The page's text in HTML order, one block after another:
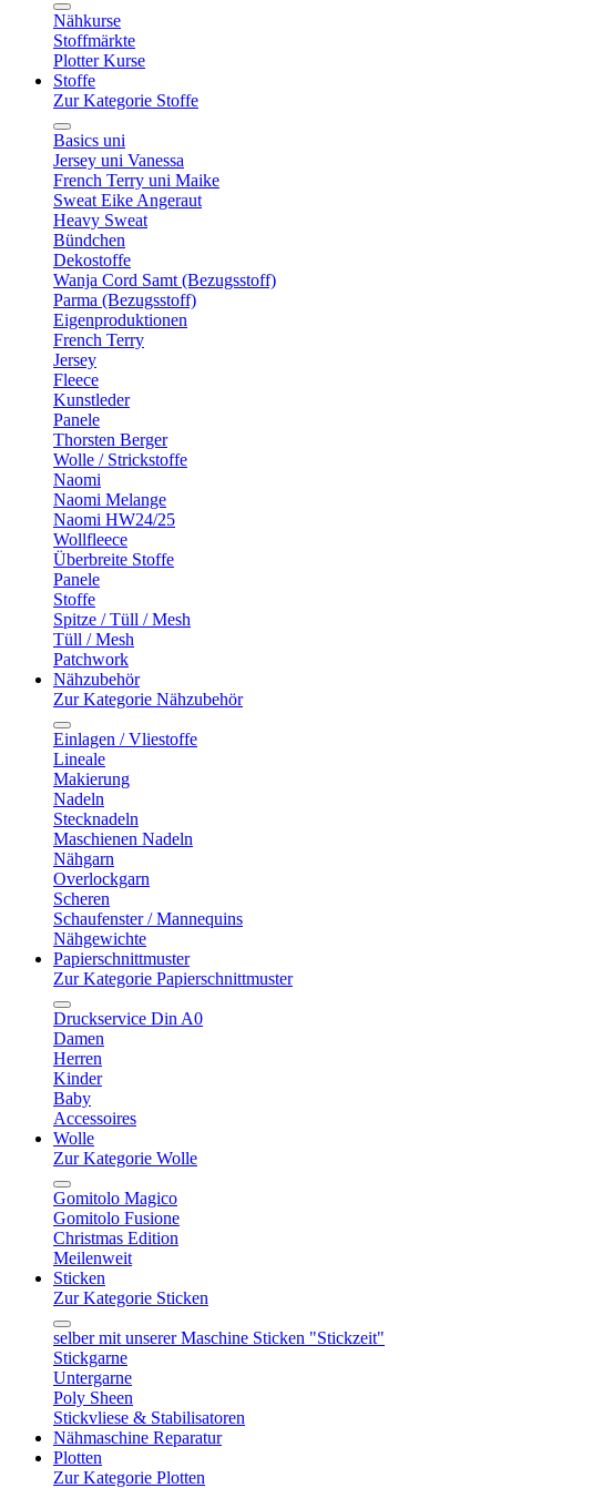
Nähkurse
Stoffmärkte
Plotter Kurse
Stoffe
Zur Kategorie Stoffe
Basics uni
Jersey uni Vanessa
French Terry uni Maike
Sweat Eike Angeraut
Heavy Sweat
Bündchen
Dekostoffe
Wanja Cord Samt (Bezugsstoff)
Parma (Bezugsstoff)
Eigenproduktionen
French Terry
Jersey
Fleece
Kunstleder
Panele
Thorsten Berger
Wolle / Strickstoffe
Naomi
Naomi Melange
Naomi HW24/25
Wollfleece
Überbreite Stoffe
Panele
Stoffe
Spitze / Tüll / Mesh
Tüll / Mesh
Patchwork
Nähzubehör
Zur Kategorie Nähzubehör
Einlagen / Vliestoffe
Lineale
Makierung
Nadeln
Stecknadeln
Maschienen Nadeln
Nähgarn
Overlockgarn
Scheren
Schaufenster / Mannequins
Nähgewichte
Papierschnittmuster
Zur Kategorie Papierschnittmuster
Druckservice Din A0
Damen
Herren
Kinder
Baby
Accessoires
Wolle
Zur Kategorie Wolle
Gomitolo Magico
Gomitolo Fusione
Christmas Edition
Meilenweit
Sticken
Zur Kategorie Sticken
selber mit unserer Maschine Sticken "Stickzeit"
Stickgarne
Untergarne
Poly Sheen
Stickvliese & Stabilisatoren
Nähmaschine Reparatur
Plotten
Zur Kategorie Plotten